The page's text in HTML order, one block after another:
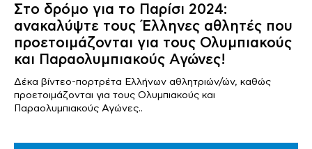
Στο δρόμο για το Παρίσι 2024:
ανακαλύψτε τους Έλληνες αθλητές που
προετοιμάζονται για τους Ολυμπιακούς
και Παραολυμπιακούς Αγώνες!
Δέκα βίντεο-πορτρέτα Ελλήνων αθλητριών/ών, καθώς
προετοιμάζονται για τους Ολυμπιακούς και
Παραολυμπιακούς Αγώνες..